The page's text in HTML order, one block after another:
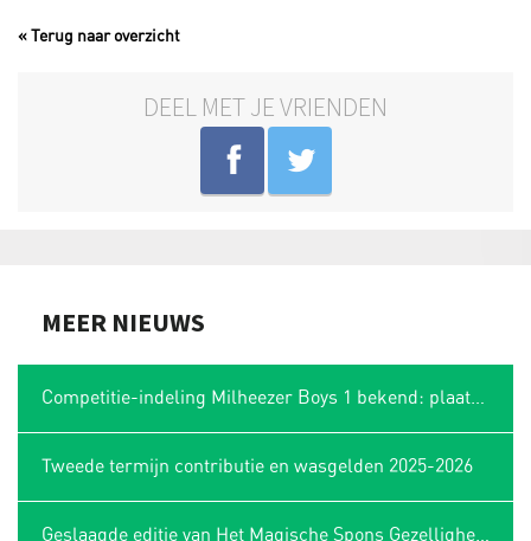
« Terug naar overzicht
DEEL MET JE VRIENDEN
MEER NIEUWS
Tweede termijn contributie en wasgelden 2025-2026